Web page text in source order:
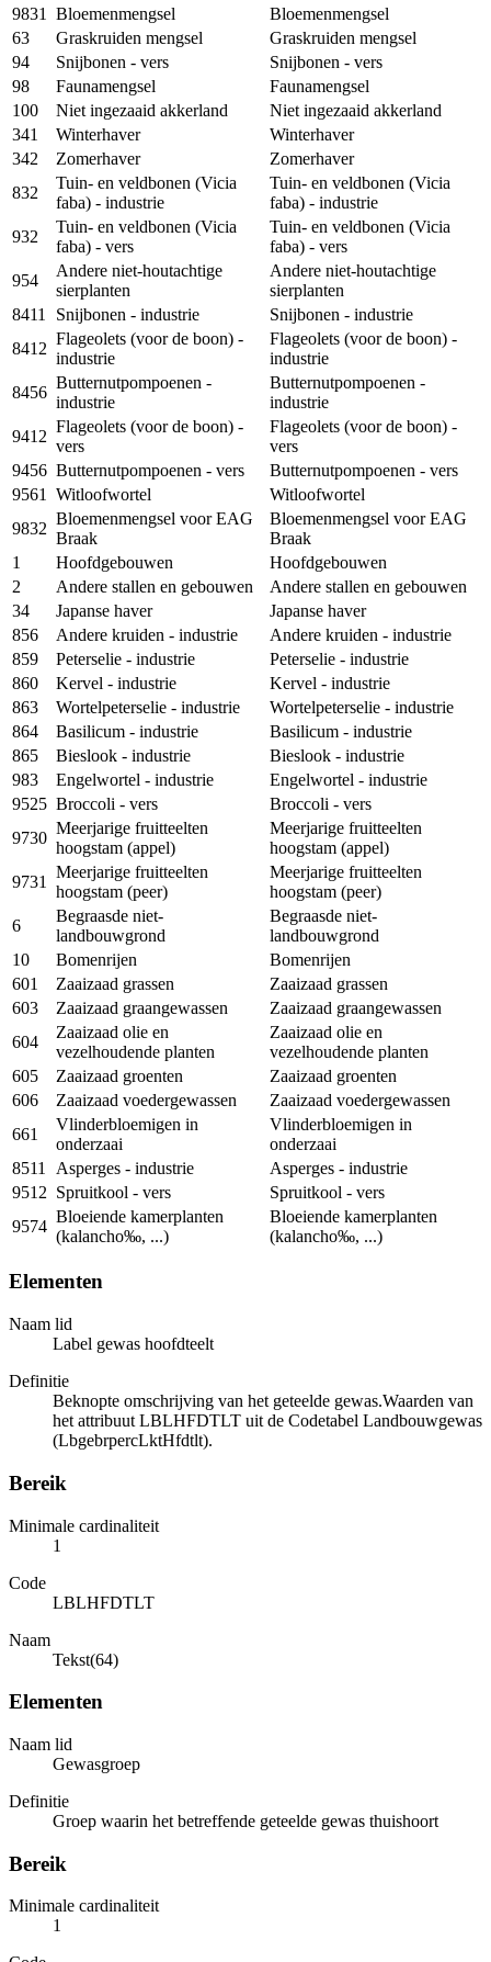
9831
Bloemenmengsel
Bloemenmengsel
63
Graskruiden mengsel
Graskruiden mengsel
94
Snijbonen - vers
Snijbonen - vers
98
Faunamengsel
Faunamengsel
100
Niet ingezaaid akkerland
Niet ingezaaid akkerland
341
Winterhaver
Winterhaver
342
Zomerhaver
Zomerhaver
832
Tuin- en veldbonen (Vicia
faba) - industrie
Tuin- en veldbonen (Vicia
faba) - industrie
932
Tuin- en veldbonen (Vicia
faba) - vers
Tuin- en veldbonen (Vicia
faba) - vers
954
Andere niet-houtachtige
sierplanten
Andere niet-houtachtige
sierplanten
8411
Snijbonen - industrie
Snijbonen - industrie
8412
Flageolets (voor de boon) -
industrie
Flageolets (voor de boon) -
industrie
8456
Butternutpompoenen -
industrie
Butternutpompoenen -
industrie
9412
Flageolets (voor de boon) -
vers
Flageolets (voor de boon) -
vers
9456 Butternutpompoenen - vers
Butternutpompoenen - vers
9561
Witloofwortel
Witloofwortel
9832
Bloemenmengsel voor EAG
Braak
Bloemenmengsel voor EAG
Braak
1
Hoofdgebouwen
Hoofdgebouwen
2
Andere stallen en gebouwen
Andere stallen en gebouwen
34
Japanse haver
Japanse haver
856
Andere kruiden - industrie
Andere kruiden - industrie
859
Peterselie - industrie
Peterselie - industrie
860
Kervel - industrie
Kervel - industrie
863
Wortelpeterselie - industrie
Wortelpeterselie - industrie
864
Basilicum - industrie
Basilicum - industrie
865
Bieslook - industrie
Bieslook - industrie
983
Engelwortel - industrie
Engelwortel - industrie
9525 Broccoli - vers
Broccoli - vers
9730
Meerjarige fruitteelten
hoogstam (appel)
Meerjarige fruitteelten
hoogstam (appel)
9731
Meerjarige fruitteelten
hoogstam (peer)
Meerjarige fruitteelten
hoogstam (peer)
6
Begraasde niet-
landbouwgrond
Begraasde niet-
landbouwgrond
10
Bomenrijen
Bomenrijen
601
Zaaizaad grassen
Zaaizaad grassen
603
Zaaizaad graangewassen
Zaaizaad graangewassen
604
Zaaizaad olie en
vezelhoudende planten
Zaaizaad olie en
vezelhoudende planten
605
Zaaizaad groenten
Zaaizaad groenten
606
Zaaizaad voedergewassen
Zaaizaad voedergewassen
661
Vlinderbloemigen in
onderzaai
Vlinderbloemigen in
onderzaai
8511
Asperges - industrie
Asperges - industrie
9512 Spruitkool - vers
Spruitkool - vers
9574
Bloeiende kamerplanten
(kalancho‰, ...)
Bloeiende kamerplanten
(kalancho‰, ...)
Elementen
Naam lid
Label gewas hoofdteelt
Definitie
Beknopte omschrijving van het geteelde gewas.Waarden van
het attribuut LBLHFDTLT uit de Codetabel Landbouwgewas
(LbgebrpercLktHfdtlt).
Bereik
Minimale cardinaliteit
1
Code
LBLHFDTLT
Naam
Tekst(64)
Elementen
Naam lid
Gewasgroep
Definitie
Groep waarin het betreffende geteelde gewas thuishoort
Bereik
Minimale cardinaliteit
1